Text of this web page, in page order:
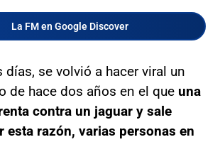
La FM en Google Discover
se volvió a hacer viral un
de hace dos años en el que una
contra un jaguar y sale
esta razón, varias personas en